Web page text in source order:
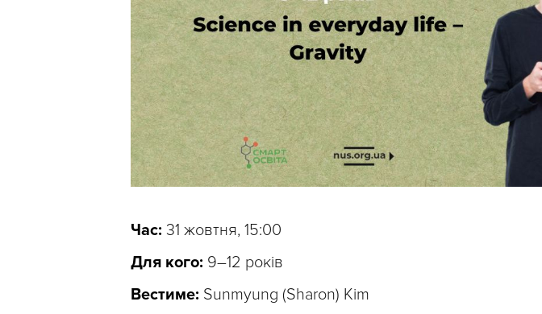
Час: 31 жовтня, 15:00
Для кого: 9–12 років
Вестиме: Sunmyung (Sharon) Kim